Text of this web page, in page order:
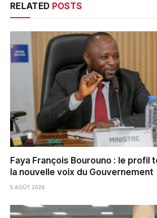
RELATED POSTS
Faya François Bourouno : le profil
la nouvelle voix du Gouvernement
5 AOÛT 2026